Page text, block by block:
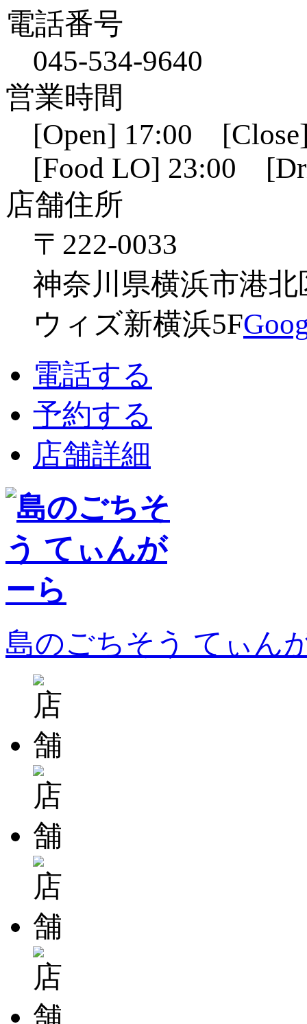
電話番号
045-534-9640
営業時間
[Open] 17:00
[Food LO] 23:00
店舗住所
〒222-0033
神奈川県横浜市港北
ウィズ新横浜5F
電話する
予約する
店舗詳細
島のごちそう てぃん